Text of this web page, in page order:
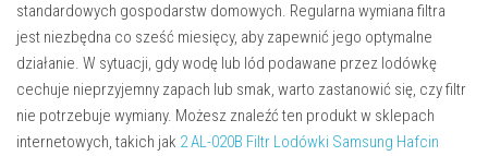
standardowych gospodarstw domowych. Regularna wymiana filtra
jest niezbędna co sześć miesięcy, aby zapewnić jego optymalne
działanie. W sytuacji, gdy wodę lub lód podawane przez lodówkę
cechuje nieprzyjemny zapach lub smak, warto zastanowić się, czy filtr
nie potrzebuje wymiany. Możesz znaleźć ten produkt w sklepach
internetowych, takich jak 2 AL-020B Filtr Lodówki Samsung Hafcin